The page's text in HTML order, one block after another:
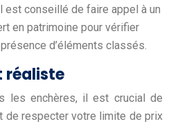
est conseillé de faire appel à un
en patrimoine pour vérifier
d’éléments classés.
réaliste
les enchères, il est crucial de
de respecter votre limite de prix